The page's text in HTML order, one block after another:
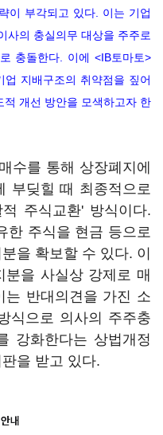
이 부각되고 있다. 이는 기업
사의 충실의무 대상을 주주로
충돌한다. 이에 <IB토마토>
지배구조의 취약점을 짚어
적 개선 방안을 모색하고자 한
수를 통해 상장폐지에
부딪힐 때 최종적으로
주식교환' 방식이다.
한 주식을 현금 등으로
을 확보할 수 있다. 이
을 사실상 강제로 매
반대의견을 가진 소
식으로 의사의 주주충
강화한다는 상법개정
을 받고 있다.